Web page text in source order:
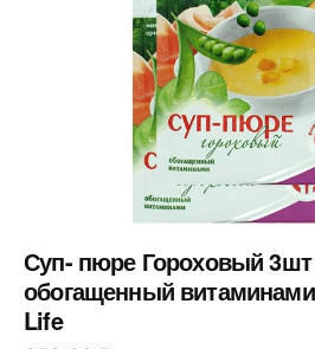
Суп- пюре Гороховый 3шт
обогащенный
Life